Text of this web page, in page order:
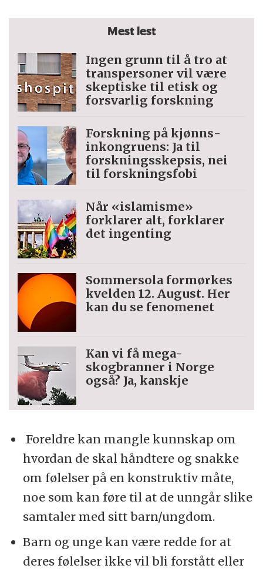
Mest lest
Ingen grunn til å tro at
trans­personer vil være
skeptiske til etisk og
forsvarlig forskning
Forskning på kjønns­
inkongruens: Ja til
forskningsskepsis, nei
til forskningsfobi
Når «islamisme»
forklarer alt, forklarer
det ingenting
Sommersola formørkes
kvelden 12. August. Her
kan du se fenomenet
Kan vi få mega-
skogbranner i Norge
også? Ja, kanskje
Foreldre kan mangle kunnskap om
hvordan de skal håndtere og snakke
om følelser på en konstruktiv måte,
noe som kan føre til at de unngår slike
samtaler med sitt barn/ungdom.
Barn og unge kan være redde for at
deres følelser ikke vil bli forstått eller